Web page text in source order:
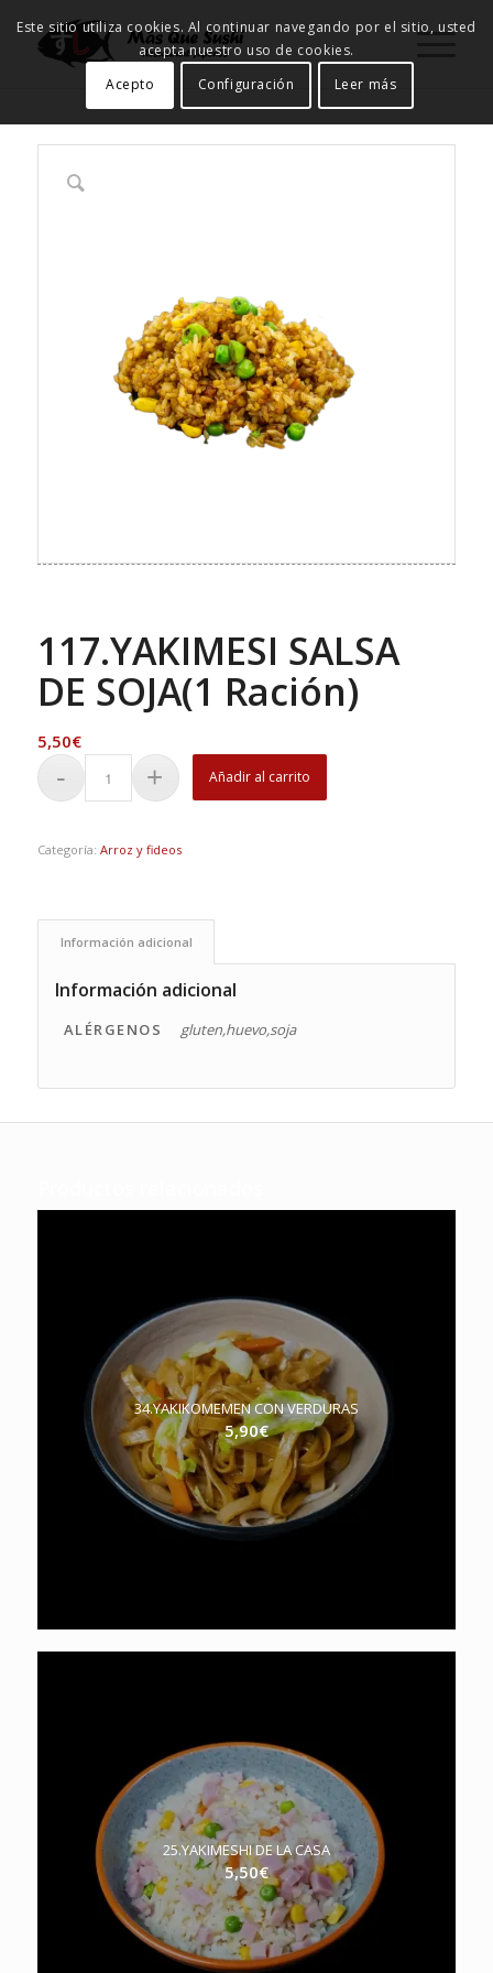
117.YAKIMESI SALSA
DE SOJA(1 Ración)
5,50€
Añadir al carrito
Categoría: Arroz y fideos
Información adicional
Información adicional
ALÉRGENOS gluten,huevo,soja
34.YAKIKOMEMEN CON VERDURAS
5,90€
25.YAKIMESHI DE LA CASA
5,50€
Este sitio utiliza cookies. Al continuar navegando por el sitio, usted
acepta nuestro uso de cookies.
Acepto
Configuración Leer más